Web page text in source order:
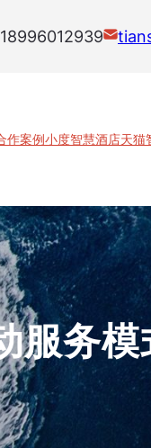
18996012939
作案例小度智慧酒店天猫
服务模